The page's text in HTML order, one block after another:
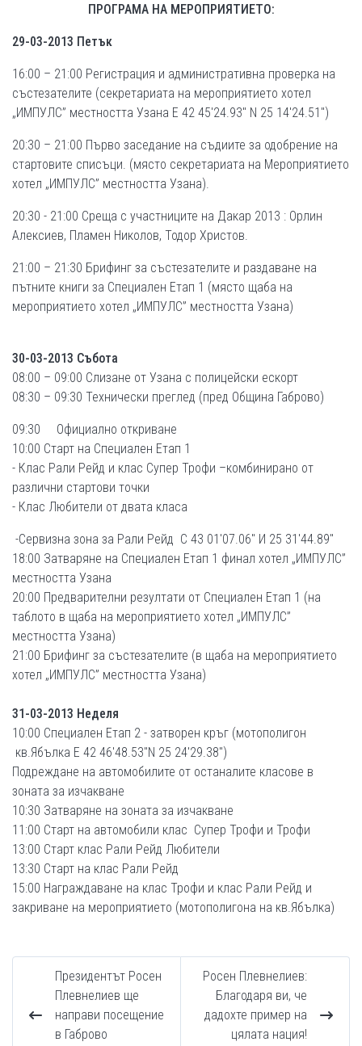
ПРОГРАМА НА МЕРОПРИЯТИЕТО:
29-03-2013 Петък
16:00 – 21:00 Регистрация и административна проверка на
състезателите (секретариата на мероприятието хотел
„ИМПУЛС” местността Узана Е 42 45'24.93" N 25 14'24.51")
20:30 – 21:00 Първо заседание на съдиите за одобрение на
стартовите списъци. (място секретариата на Мероприятието
хотел „ИМПУЛС” местността Узана).
20:30 - 21:00 Среща с участниците на Дакар 2013 : Орлин
Алексиев, Пламен Николов, Тодор Христов.
21:00 – 21:30 Брифинг за състезателите и раздаване на
пътните книги за Специален Етап 1 (място щаба на
мероприятието хотел „ИМПУЛС” местността Узана)
30-03-2013 Събота
08:00 – 09:00 Слизане от Узана с полицейски ескорт
08:30 – 09:30 Технически преглед (пред Община Габрово)
09:30 Официално откриване
10:00 Старт на Специален Етап 1
- Клас Рали Рейд и клас Супер Трофи –комбинирано от
различни стартови точки
- Клас Любители от двата класа
-Сервизна зона за Рали Рейд С 43 01'07.06" И 25 31'44.89"
18:00 Затваряне на Специален Етап 1 финал хотел „ИМПУЛС”
местността Узана
20:00 Предварителни резултати от Специален Етап 1 (на
таблото в щаба на мероприятието хотел „ИМПУЛС”
местността Узана)
21:00 Брифинг за състезателите (в щаба на мероприятието
хотел „ИМПУЛС” местността Узана)
31-03-2013 Неделя
10:00 Специален Етап 2 - затворен кръг (мотополигон
кв.Ябълка Е 42 46'48.53"N 25 24'29.38")
Подреждане на автомобилите от останалите класове в
зоната за изчакване
10:30 Затваряне на зоната за изчакване
11:00 Старт на автомобили клас Супер Трофи и Трофи
13:00 Старт клас Рали Рейд Любители
13:30 Старт на клас Рали Рейд
15:00 Награждаване на клас Трофи и клас Рали Рейд и
закриване на мероприятието (мотополигона на кв.Ябълка)
Президентът Росен
Плевнелиев ще
направи посещение
в Габрово
Росен Плевнелиев:
Благодаря ви, че
дадохте пример на
цялата нация!